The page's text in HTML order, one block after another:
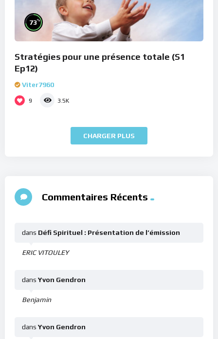
73%
Stratégies pour une présence totale (S1
Ep12)
Viter7960
9 3.5K
CHARGER PLUS
Commentaires Récents
ERIC VITOULEY
dans Défi Spirituel : Présentation de l’émission
Benjamin
dans Yvon Gendron
dans Yvon Gendron